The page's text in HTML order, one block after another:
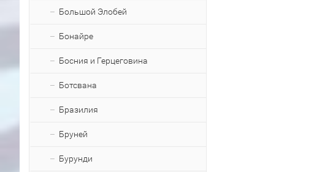
Большой Элобей
Бонайре
Босния и Герцеговина
Ботсвана
Бразилия
Бруней
Бурунди